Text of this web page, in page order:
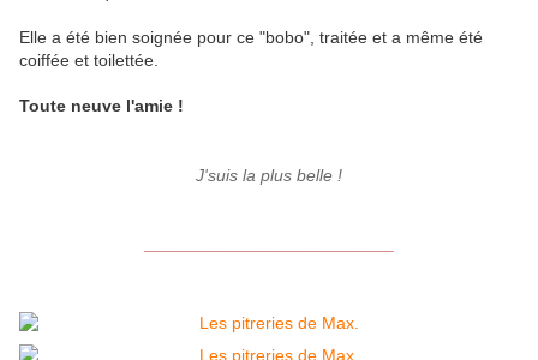
Elle a été bien soignée pour ce "bobo", traitée et a même été
coiffée et toilettée.
Toute neuve l'amie !
J'suis la plus belle !